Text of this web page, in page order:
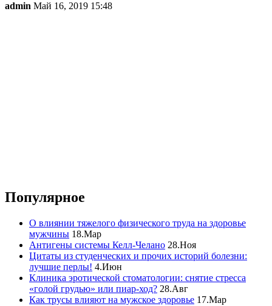
admin Май 16, 2019 15:48
Популярное
О влиянии тяжелого физического труда на здоровье
мужчины 18.Мар
Антигены системы Келл-Челано 28.Ноя
Цитаты из студенческих и прочих историй болезни:
лучшие перлы! 4.Июн
Клиника эротической стоматологии: снятие стресса
«голой грудью» или пиар-ход? 28.Авг
Как трусы влияют на мужское здоровье 17.Мар